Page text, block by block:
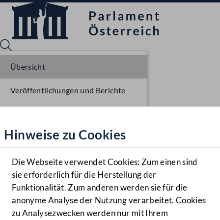
Hilfe
Benutzer
Navigationsmenü öffnen
MENÜ
Hinweise zu Cookies
Die Webseite verwendet Cookies: Zum einen sind
sie erforderlich für die Herstellung der
Funktionalität. Zum anderen werden sie für die
anonyme Analyse der Nutzung verarbeitet. Cookies
zu Analysezwecken werden nur mit Ihrem
Übersicht
Veröffentlichungen und Berichte
Parlamentarisches Verfahren